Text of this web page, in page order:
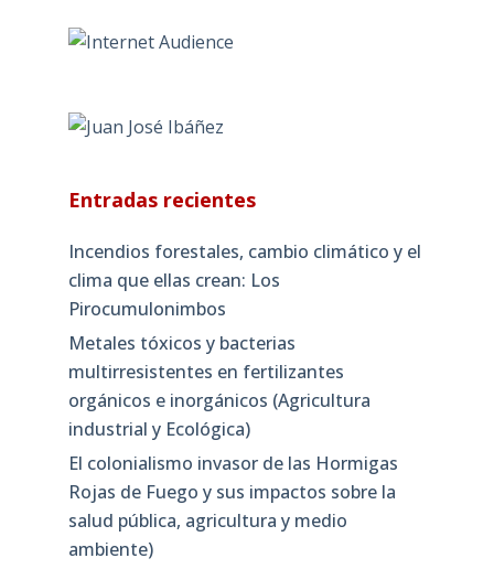
Entradas recientes
Incendios forestales, cambio climático y el
clima que ellas crean: Los
Pirocumulonimbos
Metales tóxicos y bacterias
multirresistentes en fertilizantes
orgánicos e inorgánicos (Agricultura
industrial y Ecológica)
El colonialismo invasor de las Hormigas
Rojas de Fuego y sus impactos sobre la
salud pública, agricultura y medio
ambiente)